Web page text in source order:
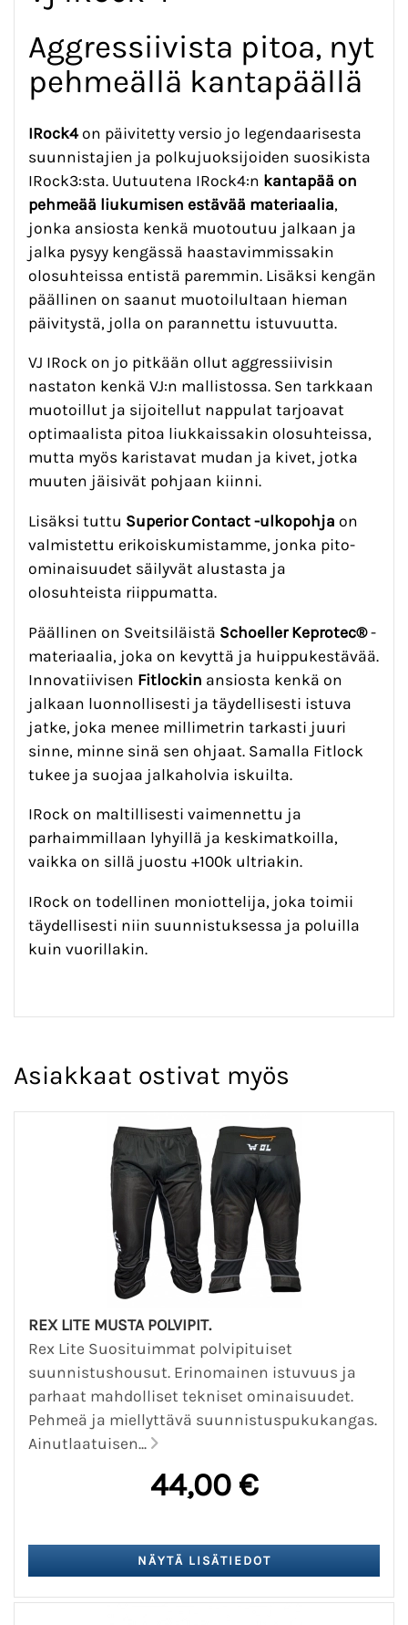
Aggressiivista pitoa, nyt
pehmeällä kantapäällä
IRock4on päivitetty versio jo legendaarisesta
suunnistajien ja polkujuoksijoiden suosikista
IRock3:sta. Uutuutena IRock4:n kantapää on
pehmeää liukumisen estävää materiaalia,
jonka ansiosta kenkä muotoutuu jalkaan ja
jalka pysyy kengässä haastavimmissakin
olosuhteissa entistä paremmin. Lisäksi kengän
päällinen on saanut muotoilultaan hieman
päivitystä, jolla on parannettu istuvuutta.
VJ IRock on jo pitkään ollut aggressiivisin
nastaton kenkä VJ:n mallistossa. Sen tarkkaan
muotoillut ja sijoitellut nappulat tarjoavat
optimaalista pitoa liukkaissakin olosuhteissa,
mutta myös karistavat mudan ja kivet, jotka
muuten jäisivät pohjaan kiinni.
Lisäksi tuttu Superior Contact -ulkopohja on
valmistettu erikoiskumistamme, jonka pito-
ominaisuudet säilyvät alustasta ja
olosuhteista riippumatta.
Päällinen on Sveitsiläistä Schoeller Keprotec®-
materiaalia, joka on kevyttä ja huippukestävää.
Innovatiivisen Fitlockin ansiosta kenkä on
jalkaan luonnollisesti ja täydellisesti istuva
jatke, joka menee millimetrin tarkasti juuri
sinne, minne sinä sen ohjaat. Samalla Fitlock
tukee ja suojaa jalkaholvia iskuilta.
IRock on maltillisesti vaimennettu ja
parhaimmillaan lyhyillä ja keskimatkoilla,
vaikka on sillä juostu +100k ultriakin.
IRock on todellinen moniottelija, joka toimii
täydellisesti niin suunnistuksessa ja poluilla
kuin vuorillakin.
Asiakkaat ostivat myös
REX LITE MUSTA POLVIPIT.
Rex Lite Suosituimmat polvipituiset
suunnistushousut. Erinomainen istuvuus ja
parhaat mahdolliset tekniset ominaisuudet.
Pehmeä ja miellyttävä suunnistuspukukangas.
Ainutlaatuisen...
44,00 €